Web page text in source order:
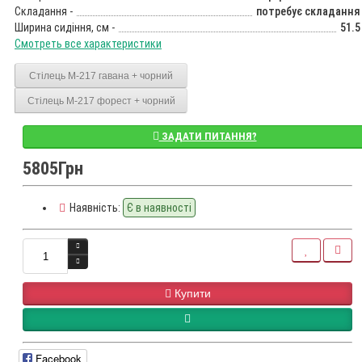
Складання -
потребує складання
Ширина сидіння, см -
51.5
Смотреть все характеристики
Стілець M-217 гавана + чорний
Стілець M-217 форест + чорний
ЗАДАТИ ПИТАННЯ?
5805Грн
Наявність: Є в наявності
Купити
Facebook